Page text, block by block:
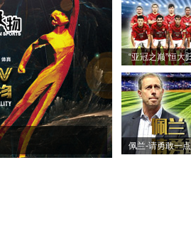
“亚冠之巅”恒大
佩兰-请勇敢一点